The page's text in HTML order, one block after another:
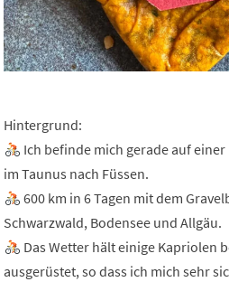
Hintergrund:
Ich befinde mich gerade auf
im Taunus nach Füssen.
600 km in 6 Tagen mit dem
Schwarzwald, Bodensee und Allgäu.
Das Wetter hält einige Kapriolen
ausgerüstet, so dass ich mich sehr